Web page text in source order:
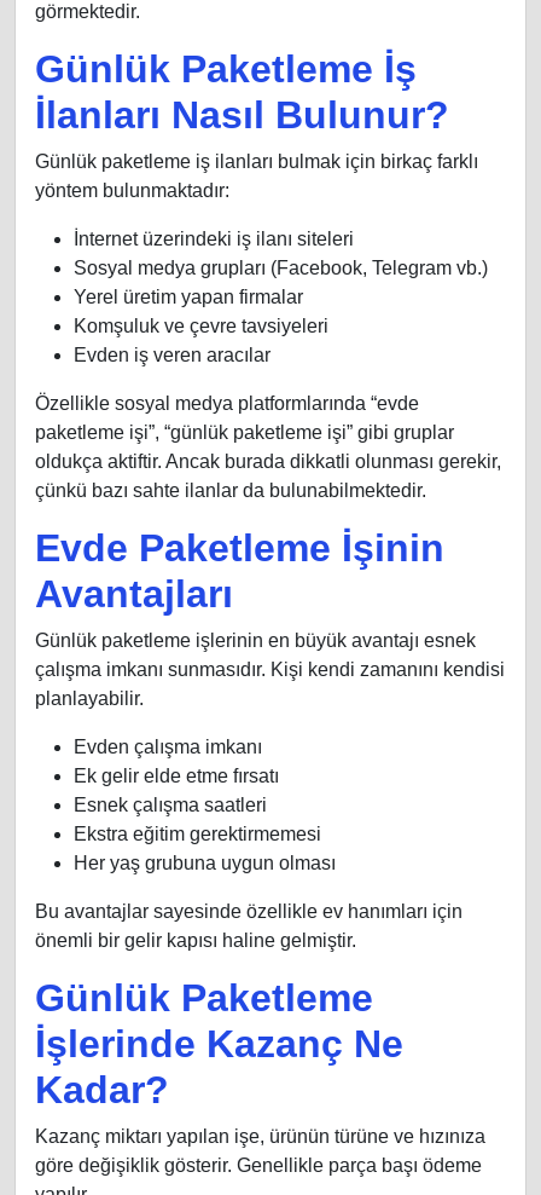
görmektedir.
Günlük Paketleme İş
İlanları Nasıl Bulunur?
Günlük paketleme iş ilanları bulmak için birkaç farklı
yöntem bulunmaktadır:
İnternet üzerindeki iş ilanı siteleri
Sosyal medya grupları (Facebook, Telegram vb.)
Yerel üretim yapan firmalar
Komşuluk ve çevre tavsiyeleri
Evden iş veren aracılar
Özellikle sosyal medya platformlarında “evde
paketleme işi”, “günlük paketleme işi” gibi gruplar
oldukça aktiftir. Ancak burada dikkatli olunması gerekir,
çünkü bazı sahte ilanlar da bulunabilmektedir.
Evde Paketleme İşinin
Avantajları
Günlük paketleme işlerinin en büyük avantajı esnek
çalışma imkanı sunmasıdır. Kişi kendi zamanını kendisi
planlayabilir.
Evden çalışma imkanı
Ek gelir elde etme fırsatı
Esnek çalışma saatleri
Ekstra eğitim gerektirmemesi
Her yaş grubuna uygun olması
Bu avantajlar sayesinde özellikle ev hanımları için
önemli bir gelir kapısı haline gelmiştir.
Günlük Paketleme
İşlerinde Kazanç Ne
Kadar?
Kazanç miktarı yapılan işe, ürünün türüne ve hızınıza
göre değişiklik gösterir. Genellikle parça başı ödeme